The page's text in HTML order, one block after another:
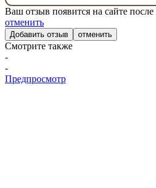
Ваш отзыв появится на сайте
отменить
отменить
Смотрите также
-
-
Предпросмотр